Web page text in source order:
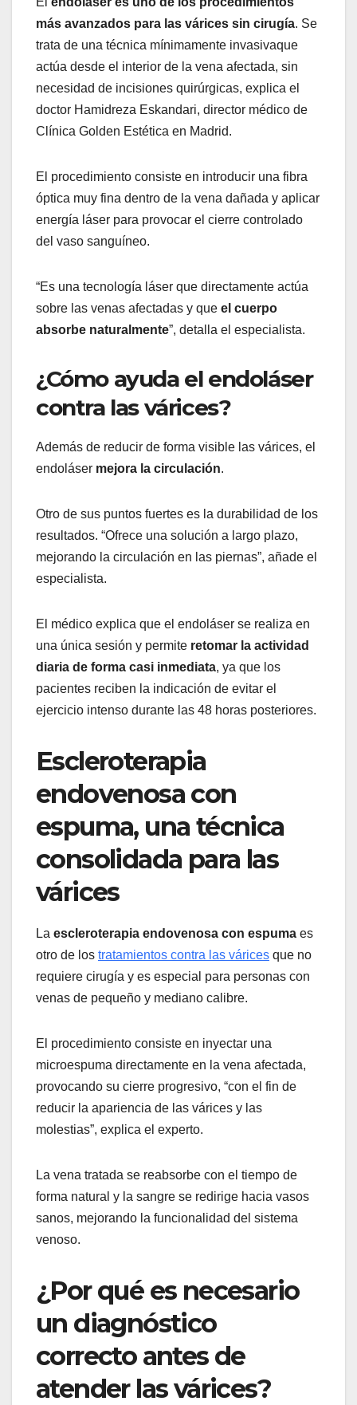
más avanzados para las várices sin cirugía. Se
trata de una técnica mínimamente invasivaque
actúa desde el interior de la vena afectada, sin
necesidad de incisiones quirúrgicas, explica el
doctor Hamidreza Eskandari, director médico de
Clínica Golden Estética en Madrid.
El procedimiento consiste en introducir una fibra
óptica muy fina dentro de la vena dañada y aplicar
energía láser para provocar el cierre controlado
del vaso sanguíneo.
“Es una tecnología láser que directamente actúa
sobre las venas afectadas y que el cuerpo
absorbe naturalmente”, detalla el especialista.
¿Cómo ayuda el endoláser
contra las várices?
Además de reducir de forma visible las várices, el
endoláser mejora la circulación.
Otro de sus puntos fuertes es la durabilidad de los
resultados. “Ofrece una solución a largo plazo,
mejorando la circulación en las piernas”, añade el
especialista.
El médico explica que el endoláser se realiza en
una única sesión y permite retomar la actividad
diaria de forma casi inmediata, ya que los
pacientes reciben la indicación de evitar el
ejercicio intenso durante las 48 horas posteriores.
Escleroterapia
endovenosa con
espuma, una técnica
consolidada para las
várices
La escleroterapia endovenosa con espuma es
otro de los tratamientos contra las várices que no
requiere cirugía y es especial para personas con
venas de pequeño y mediano calibre.
El procedimiento consiste en inyectar una
microespuma directamente en la vena afectada,
provocando su cierre progresivo, “con el fin de
reducir la apariencia de las várices y las
molestias”, explica el experto.
La vena tratada se reabsorbe con el tiempo de
forma natural y la sangre se redirige hacia vasos
sanos, mejorando la funcionalidad del sistema
venoso.
¿Por qué es necesario
un diagnóstico
correcto antes de
atender las várices?